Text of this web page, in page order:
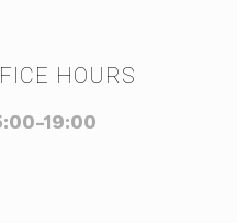
HOURS
19:00